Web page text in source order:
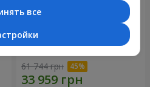
501 красная роза
61 744 грн
все